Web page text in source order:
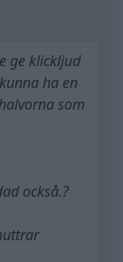
ge klickljud
ha en
som
också.?